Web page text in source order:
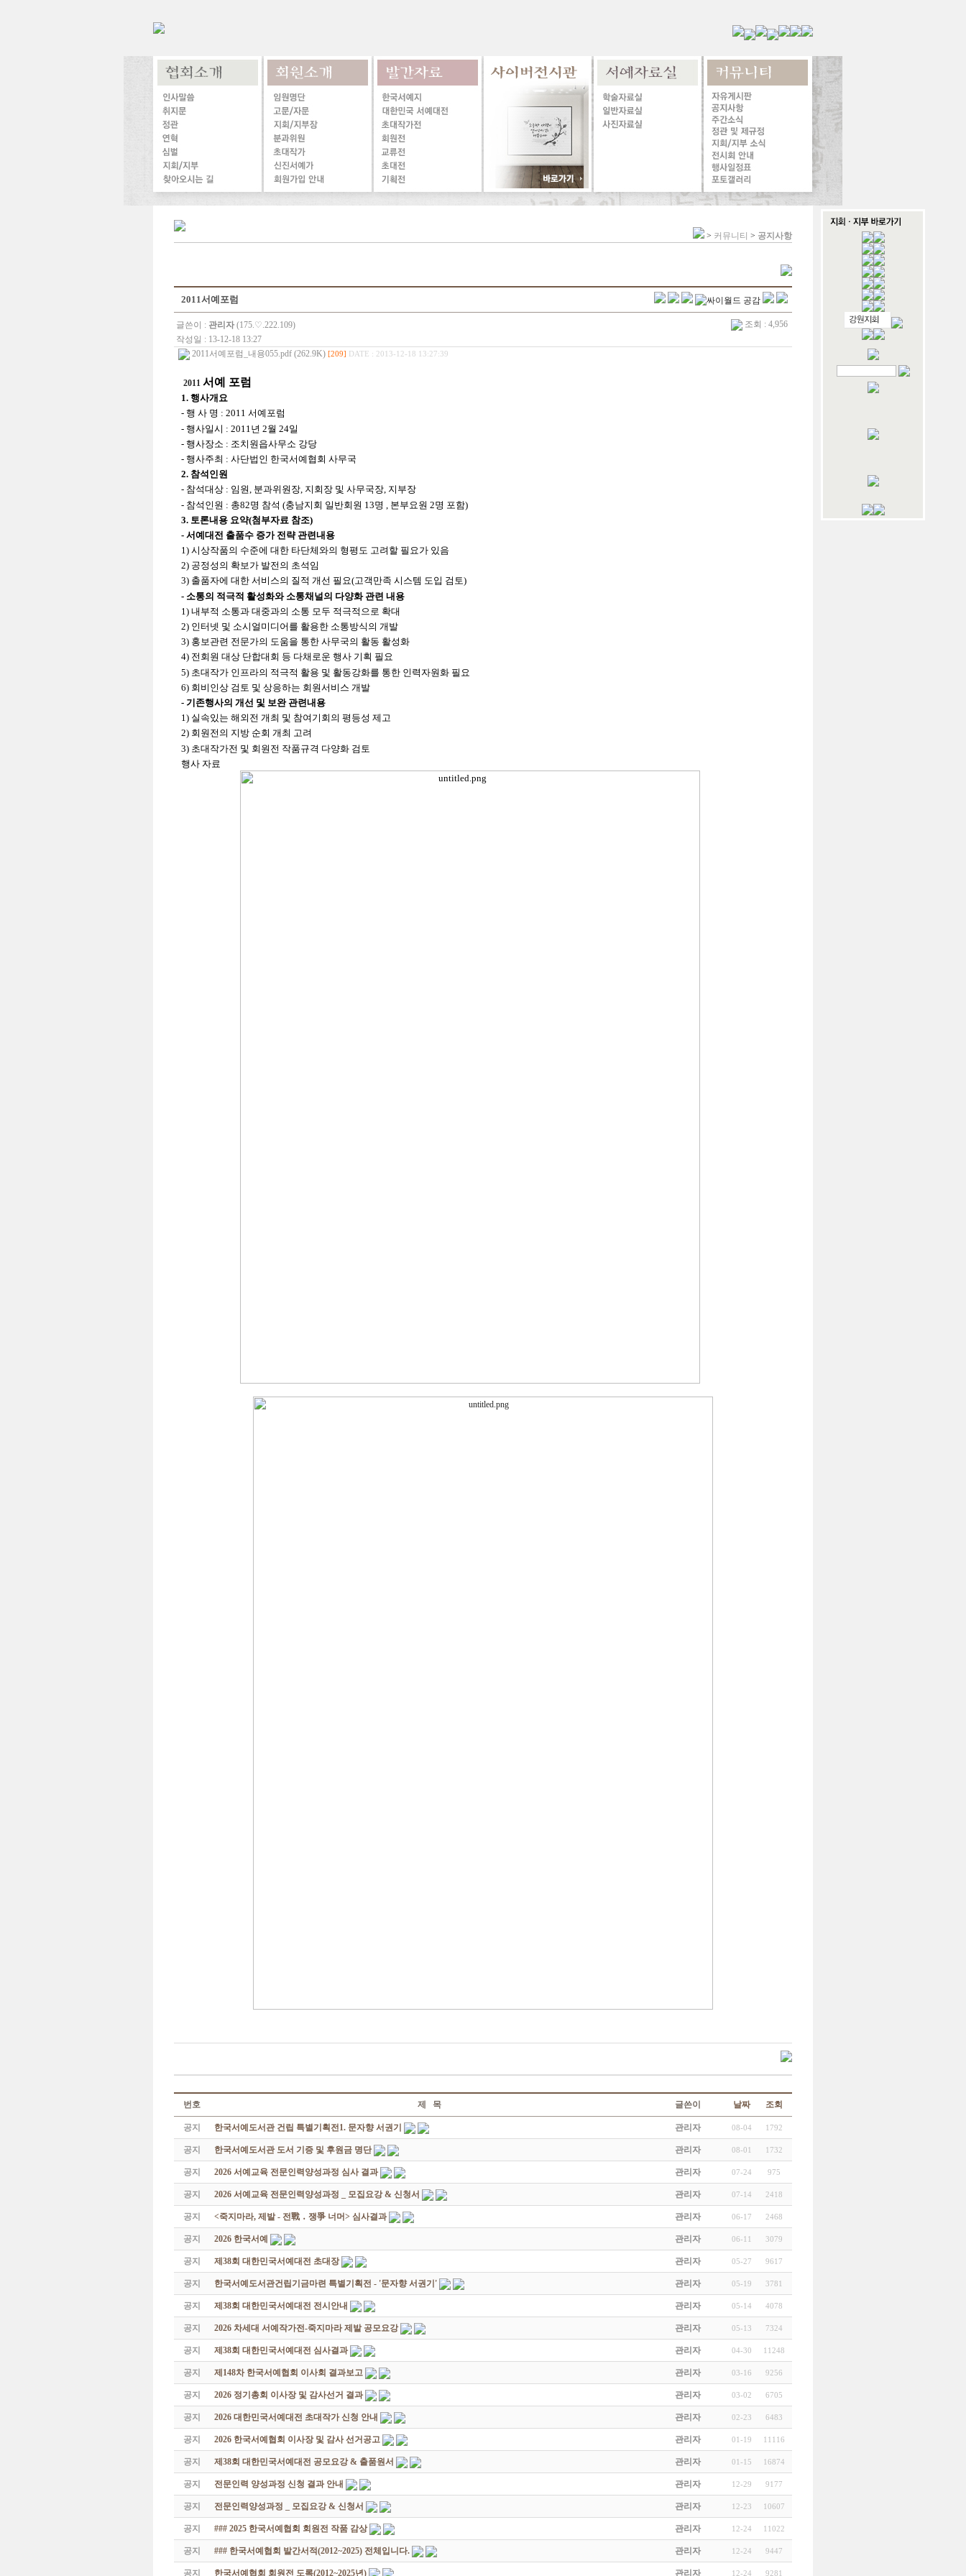
> 커뮤니티 > 공지사항
2011서예포럼
글쓴이 : 관리자 (175.♡.222.109)
작성일 : 13-12-18 13:27
조회 : 4,956
2011서예포럼_내용055.pdf (262.9K) [209] DATE : 2013-12-18 13:27:39
2011 서예 포럼
1. 행사개요
- 행 사 명 : 2011 서예포럼
- 행사일시 : 2011 년 2월 24일
- 행사장소 : 조치원읍사무소 강당
- 행사주최 : 사단법인 한국서예협회 사무국
2. 참석인원
- 참석대상 : 임원, 분과위원장, 지회장 및 사무국장, 지부장
- 참석인원 : 총82명 참석 (충남지회 일반회원 13명 본부요원 2명 포함)
3. 토론내용 요약(첨부자료 참조)
- 서예대전 출품수 증가 전략 관련내용
1) 시상작품의 수준에 대한 타단체와의 형평도 고려할 필요가 있음
2) 공정성의 확보가 발전의 초석임
3) 출품자에 대한 서비스의 질적 개선 필요(고객만족 시스템 도입 검토)
- 소통의 적극적 활성화와 소통채널의 다양화 관련 내용
1) 내부적 소통과 대중과의 소통 모두 적극적으로 확대
2) 인터넷 및 소시얼미디어를 활용한 소통방식의 개발
3) 홍보관련 전문가의 도움을 통한 사무국의 활동 활성화
4) 전회원 대상 단합대회 등 다채로운 행사 기획 필요
5) 초대작가 인프라의 적극적 활용 및 활동강화를 통한 인력자원화 필요
6) 회비인상 검토 및 상응하는 회원서비스 개발
- 기존행사의 개선 및 보완 관련내용
1) 실속있는 해외전 개최 및 참여기회의 평등성 제고
2) 회원전의 지방 순회 개최 고려
3) 초대작가전 및 회원전 작품규격 다양화 검토
행사 자료
번호 제 목 글쓴이 날짜 조회
공지 한국서예도서관 건립 특별기획전1. 문자향 서권기 관리자 08-04 1792
공지 한국서예도서관 도서 기증 및 후원금 명단 관리자 08-01 1732
공지 2026 서예교육 전문인력양성과정 심사 결과 관리자 07-24 975
공지 2026 서예교육 전문인력양성과정 _ 모집요강 & 신청서 관리자 07-14 2418
공지 <죽지마라, 제발 - 전戰 ․ 쟁爭 너머> 심사결과 관리자 06-17 2468
공지 2026 한국서예 관리자 06-11 3079
공지 제38회 대한민국서예대전 초대장 관리자 05-27 9617
공지 한국서예도서관건립기금마련 특별기획전 - '문자향 서권기' 관리자 05-19 3781
공지 제38회 대한민국서예대전 전시안내 관리자 05-14 4078
공지 2026 차세대 서예작가전-죽지마라 제발 공모요강 관리자 05-13 7324
공지 제38회 대한민국서예대전 심사결과 관리자 04-30 11248
공지 제148차 한국서예협회 이사회 결과보고 관리자 03-16 9256
공지 2026 정기총회 이사장 및 감사선거 결과 관리자 03-02 6705
공지 2026 대한민국서예대전 초대작가 신청 안내 관리자 02-23 6483
공지 2026 한국서예협회 이사장 및 감사 선거공고 관리자 01-19 11116
공지 제38회 대한민국서예대전 공모요강 & 출품원서 관리자 01-15 16874
공지 전문인력 양성과정 신청 결과 안내 관리자 12-29 9177
공지 전문인력양성과정 _ 모집요강 & 신청서 관리자 12-23 10607
공지 ### 2025 한국서예협회 회원전 작품 감상 관리자 12-24 11022
공지 ### 한국서예협회 발간서적(2012~2025) 전체입니다. 관리자 12-24 9447
공지 한국서예협회 회원전 도록(2012~2025년) 관리자 12-24 9281